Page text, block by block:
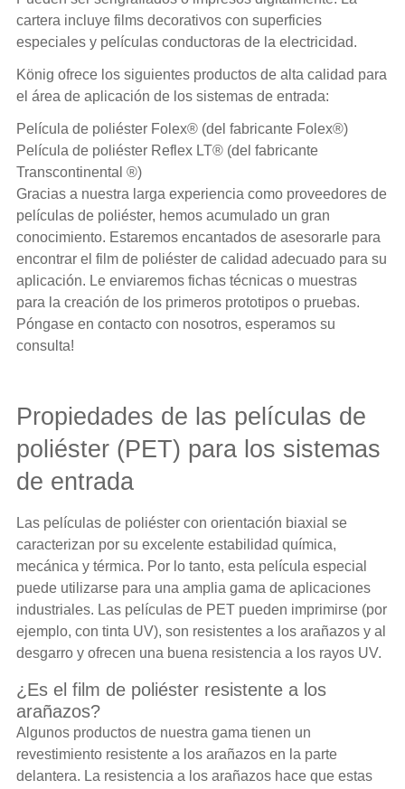
cartera incluye films decorativos con superficies
especiales y películas conductoras de la electricidad.
König ofrece los siguientes productos de alta calidad para
el área de aplicación de los sistemas de entrada:
Película de poliéster Folex® (del fabricante Folex®)
Película de poliéster Reflex LT® (del fabricante
Transcontinental ®)
Gracias a nuestra larga experiencia como proveedores de
películas de poliéster, hemos acumulado un gran
conocimiento. Estaremos encantados de asesorarle para
encontrar el film de poliéster de calidad adecuado para su
aplicación. Le enviaremos fichas técnicas o muestras
para la creación de los primeros prototipos o pruebas.
Póngase en contacto con nosotros, esperamos su
consulta!
Propiedades de las películas de
poliéster (PET) para los sistemas
de entrada
Las películas de poliéster con orientación biaxial se
caracterizan por su excelente estabilidad química,
mecánica y térmica. Por lo tanto, esta película especial
puede utilizarse para una amplia gama de aplicaciones
industriales. Las películas de PET pueden imprimirse (por
ejemplo, con tinta UV), son resistentes a los arañazos y al
desgarro y ofrecen una buena resistencia a los rayos UV.
¿Es el film de poliéster resistente a los
arañazos?
Algunos productos de nuestra gama tienen un
revestimiento resistente a los arañazos en la parte
delantera. La resistencia a los arañazos hace que estas